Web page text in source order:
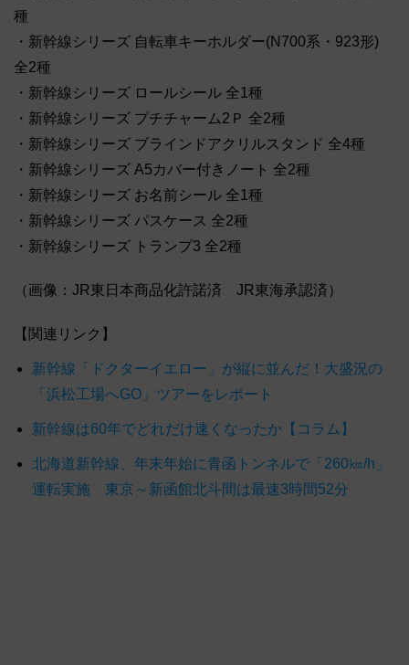
種
・新幹線シリーズ 自転車キーホルダー(N700系・923形)
全2種
・新幹線シリーズ ロールシール 全1種
・新幹線シリーズ プチチャーム2Ｐ 全2種
・新幹線シリーズ ブラインドアクリルスタンド 全4種
・新幹線シリーズ A5カバー付きノート 全2種
・新幹線シリーズ お名前シール 全1種
・新幹線シリーズ パスケース 全2種
・新幹線シリーズ トランプ3 全2種
（画像：JR東日本商品化許諾済 JR東海承認済）
【関連リンク】
新幹線「ドクターイエロー」が縦に並んだ！大盛況の
「浜松工場へGO」ツアーをレポート
新幹線は60年でどれだけ速くなったか【コラム】
北海道新幹線、年末年始に青函トンネルで「260㎞/h」
運転実施 東京～新函館北斗間は最速3時間52分